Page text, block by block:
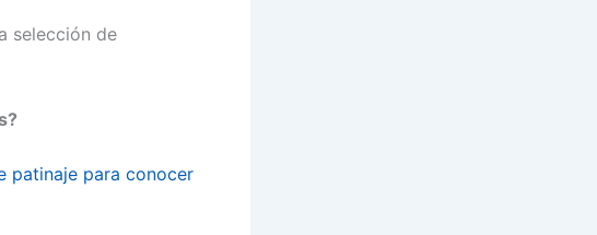
selección de
patinaje para conocer